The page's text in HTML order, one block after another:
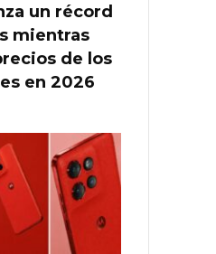
un récord
mientras
de los
en 2026